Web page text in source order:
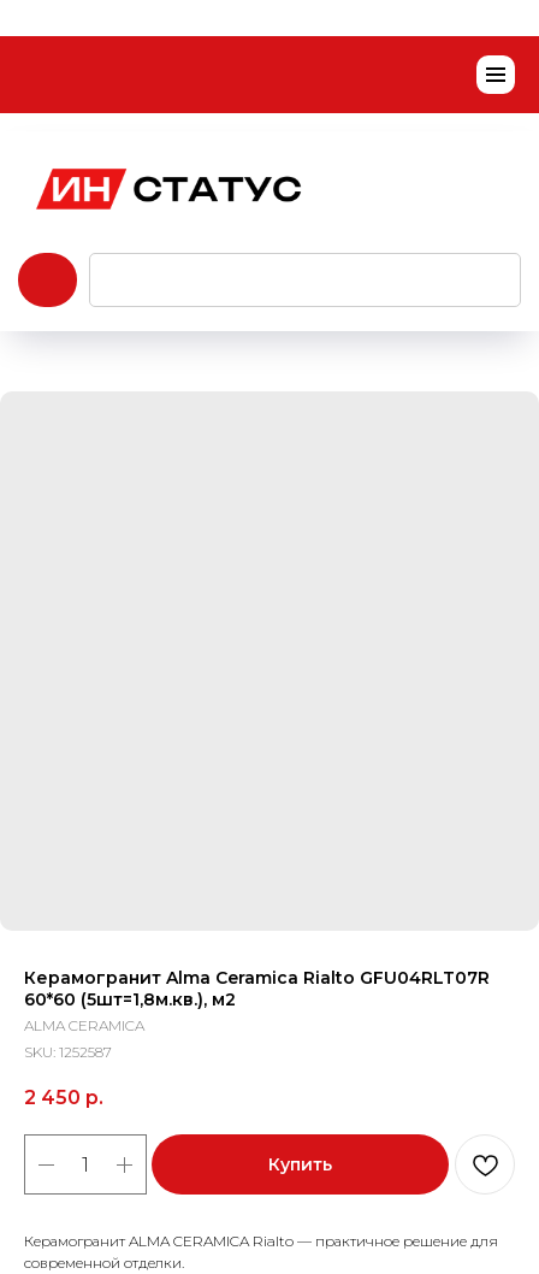
Керамогранит Alma Ceramica Rialto GFU04RLT07R
60*60 (5шт=1,8м.кв.), м2
ALMA CERAMICA
SKU: 1252587
2 450 р.
Купить
Керамогранит ALMA CERAMICA Rialto — практичное решение для
современной отделки.